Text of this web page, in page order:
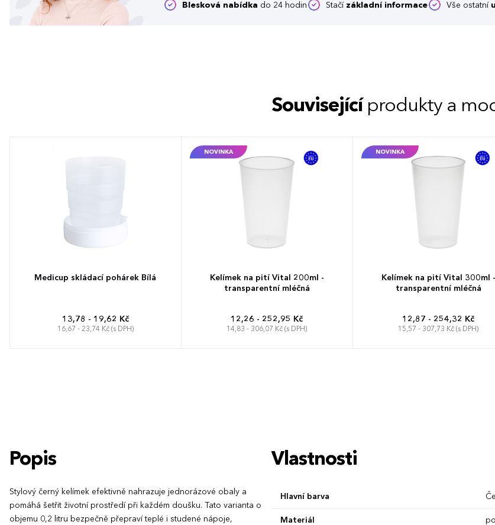
Blesková nabídka do 24 hodin Stačí základní informace Vše ostatní
Související produkty a
Medicup skládací pohárek Bílá
13,78 - 19,62 Kč
16,67 - 23,74 Kč (s DPH)
NOVINKA
Kelímek na pití Vital 200ml -
transparentní mléčná
12,26 - 252,95 Kč
14,83 - 306,07 Kč (s DPH)
NOVINKA
Kelímek na pití Vital 300ml -
transparentní mléčná
12,87 - 254,32 Kč
15,57 - 307,73 Kč (s DPH)
Popis
Stylový černý kelímek efektivně nahrazuje jednorázové obaly a
pomáhá šetřit životní prostředí při každém doušku. Tato varianta o
objemu 0,2 litru bezpečně přepraví teplé i studené nápoje,
Vlastnosti
Hlavní barva
Materiál